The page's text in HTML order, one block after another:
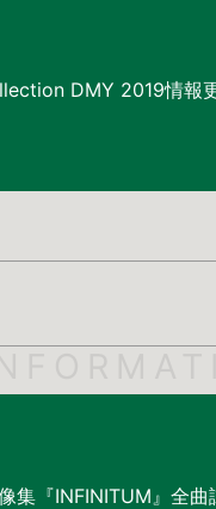
DMY 2019情報
集『INFINITUM』全曲